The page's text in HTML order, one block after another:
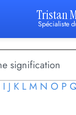
Tristan
Spécialiste
I J K L M N O P